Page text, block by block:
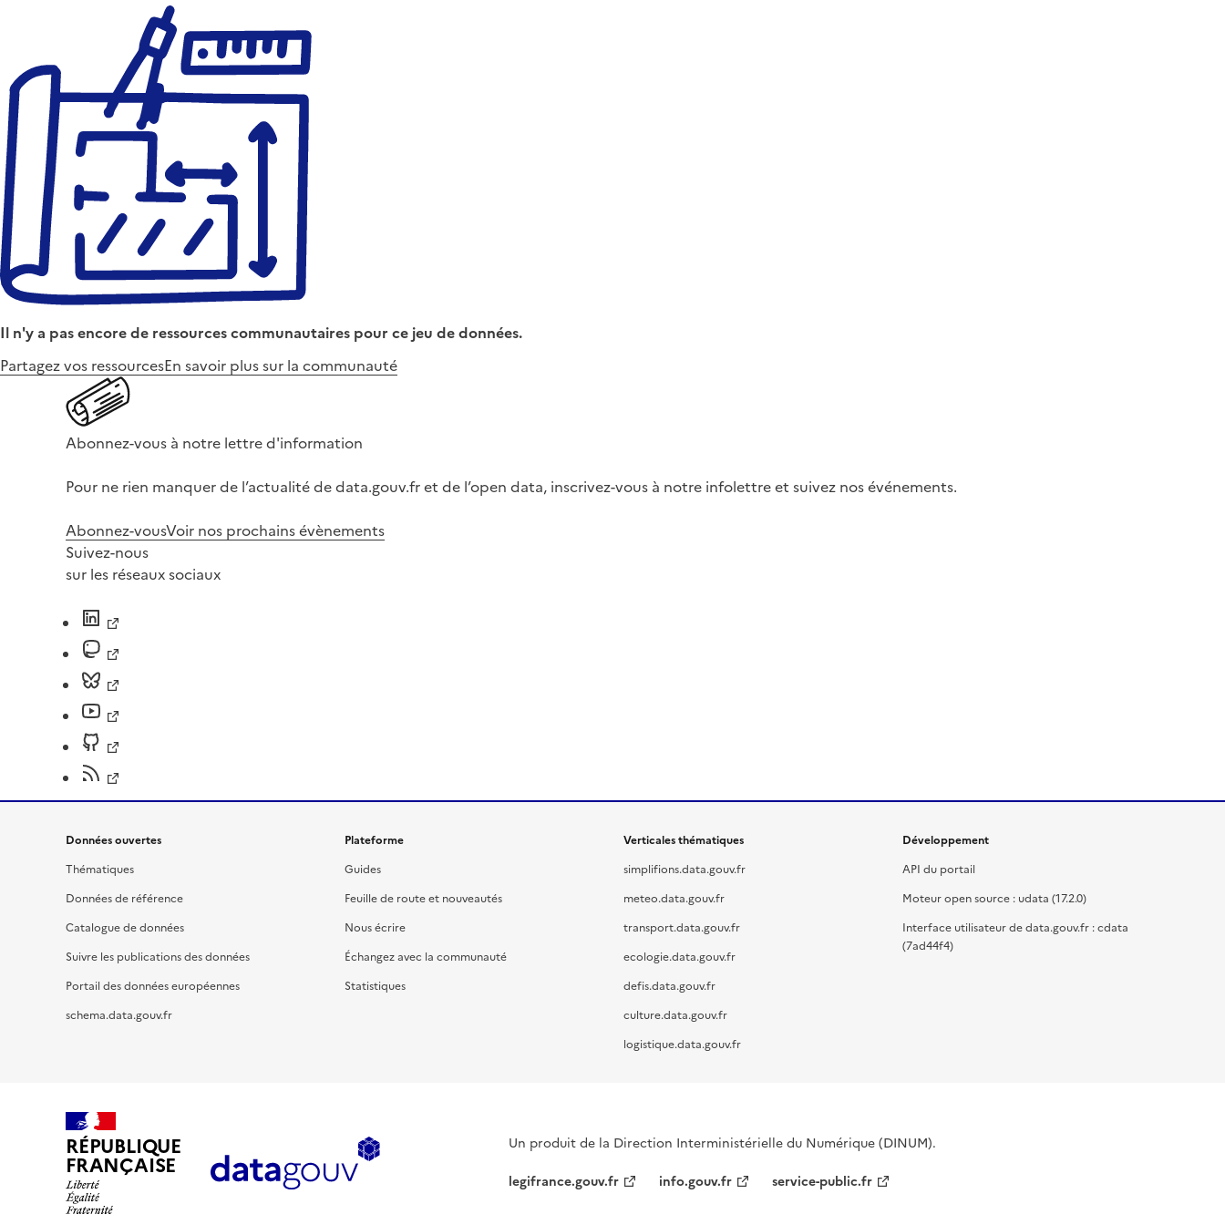
Il n'y a pas encore de ressources communautaires pour ce jeu de données.
Partagez vos ressourcesEn savoir plus sur la communauté
Abonnez-vous à notre lettre d'information
Pour ne rien manquer de l’actualité de data.gouv.fr et de l’open data, inscrivez-vous à notre infolettre et suivez nos événements.
Abonnez-vousVoir nos prochains évènements
Suivez-nous
sur les réseaux sociaux
Données ouvertes
Thématiques
Données de référence
Catalogue de données
Suivre les publications des données
Portail des données européennes
schema.data.gouv.fr
Plateforme
Guides
Feuille de route et nouveautés
Nous écrire
Échangez avec la communauté
Statistiques
Verticales thématiques
simplifions.data.gouv.fr
meteo.data.gouv.fr
transport.data.gouv.fr
ecologie.data.gouv.fr
defis.data.gouv.fr
culture.data.gouv.fr
logistique.data.gouv.fr
Développement
API du portail
Moteur open source : udata (17.2.0)
Interface utilisateur de data.gouv.fr : cdata
(7ad44f4)
RÉPUBLIQUE
FRANÇAISE
Un produit de la Direction Interministérielle du Numérique (DINUM).
legifrance.gouv.fr
info.gouv.fr service-public.fr